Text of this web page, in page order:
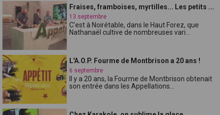
Fraises, framboises, myrtilles... Les petits ...
13 septembre
C'est à Noirétable, dans le Haut Forez, que
Nathanaël cultive de nombreuses vari...
L'A.O.P. Fourme de Montbrison a 20 ans !
6 septembre
Il y a 20 ans, la Fourme de Montbrison obtenait
son entrée dans les Appellations...